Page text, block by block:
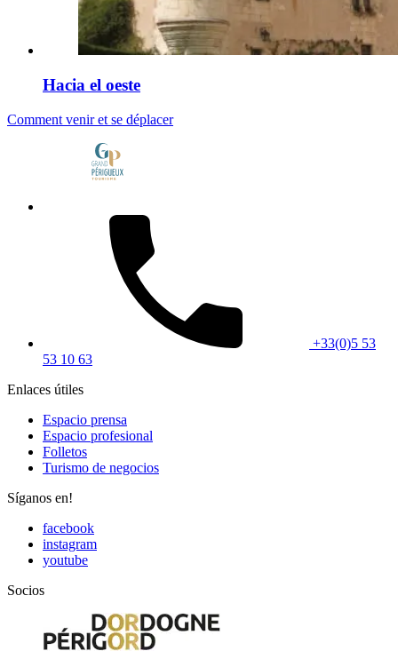
Hacia el oeste
Comment venir et se déplacer
+33(0)5 53
53 10 63
Enlaces útiles
Espacio prensa
Espacio profesional
Folletos
Turismo de negocios
Síganos en!
facebook
instagram
youtube
Socios